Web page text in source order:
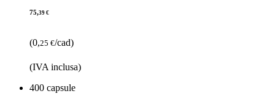
75,39 €
(0,25 €/cad)
(IVA inclusa)
400 capsule